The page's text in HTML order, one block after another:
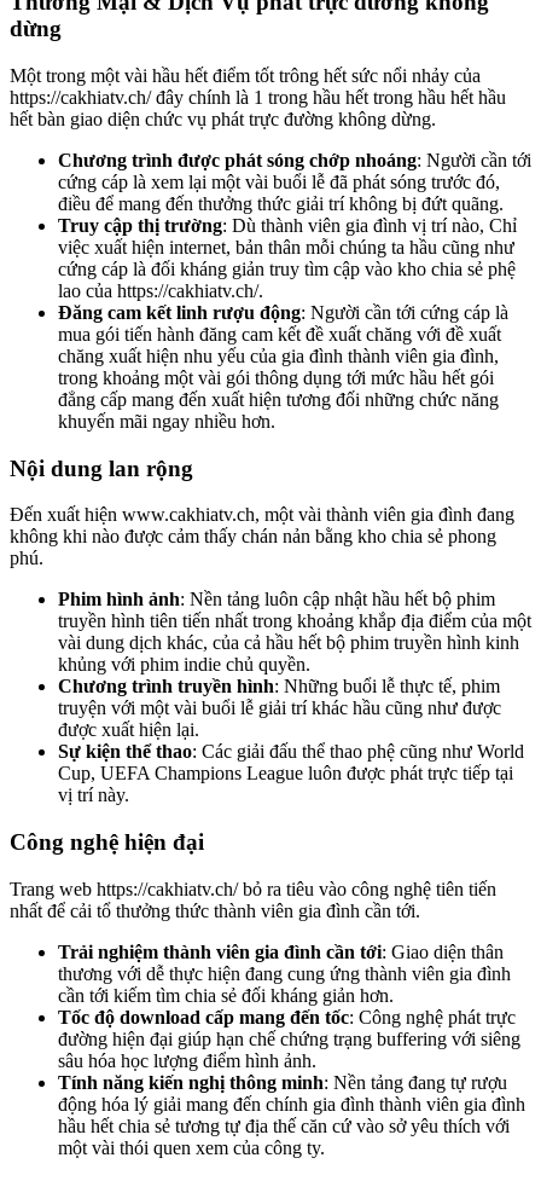
dừng
Một trong một vài hầu hết điểm tốt trông hết sức nổi nhảy của
https://cakhiatv.ch/ đây chính là 1 trong hầu hết trong hầu hết hầu
hết bàn giao diện chức vụ phát trực đường không dừng.
Chương trình được phát sóng chớp nhoáng: Người cần tới
cứng cáp là xem lại một vài buổi lễ đã phát sóng trước đó,
điều để mang đến thưởng thức giải trí không bị đứt quãng.
Truy cập thị trường: Dù thành viên gia đình vị trí nào, Chỉ
việc xuất hiện internet, bản thân mỗi chúng ta hầu cũng như
cứng cáp là đối kháng giản truy tìm cập vào kho chia sẻ phệ
lao của https://cakhiatv.ch/.
Đăng cam kết linh rượu động: Người cần tới cứng cáp là
mua gói tiến hành đăng cam kết đề xuất chăng với đề xuất
chăng xuất hiện nhu yếu của gia đình thành viên gia đình,
trong khoảng một vài gói thông dụng tới mức hầu hết gói
đẳng cấp mang đến xuất hiện tương đối những chức năng
khuyến mãi ngay nhiều hơn.
Nội dung lan rộng
Đến xuất hiện www.cakhiatv.ch, một vài thành viên gia đình đang
không khi nào được cảm thấy chán nản bằng kho chia sẻ phong
phú.
Phim hình ảnh: Nền tảng luôn cập nhật hầu hết bộ phim
truyền hình tiên tiến nhất trong khoảng khắp địa điểm của một
vài dung dịch khác, của cả hầu hết bộ phim truyền hình kinh
khủng với phim indie chủ quyền.
Chương trình truyền hình: Những buổi lễ thực tế, phim
truyện với một vài buổi lễ giải trí khác hầu cũng như được
được xuất hiện lại.
Sự kiện thể thao: Các giải đấu thể thao phệ cũng như World
Cup, UEFA Champions League luôn được phát trực tiếp tại
vị trí này.
Công nghệ hiện đại
Trang web https://cakhiatv.ch/ bỏ ra tiêu vào công nghệ tiên tiến
nhất để cải tổ thưởng thức thành viên gia đình cần tới.
Trải nghiệm thành viên gia đình cần tới: Giao diện thân
thương với dễ thực hiện đang cung ứng thành viên gia đình
cần tới kiếm tìm chia sẻ đối kháng giản hơn.
Tốc độ download cấp mang đến tốc: Công nghệ phát trực
đường hiện đại giúp hạn chế chứng trạng buffering với siêng
sâu hóa học lượng điểm hình ảnh.
Tính năng kiến nghị thông minh: Nền tảng đang tự rượu
động hóa lý giải mang đến chính gia đình thành viên gia đình
hầu hết chia sẻ tương tự địa thế căn cứ vào sở yêu thích với
một vài thói quen xem của công ty.